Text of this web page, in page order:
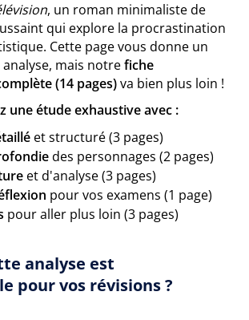
, un roman minimaliste de
qui explore la procrastination
Cette page vous donne un
mais notrefiche
(14 pages)va bien plus loin !
une étude exhaustive avec :
et structuré (3 pages)
des personnages (2 pages)
et d'analyse (3 pages)
pour vos examens (1 page)
pour aller plus loin (3 pages)
analyse est
pour vos révisions ?